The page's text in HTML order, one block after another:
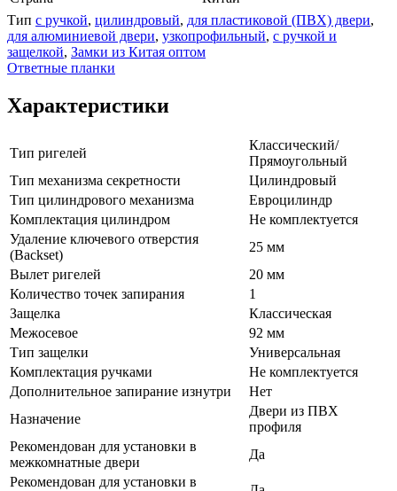
Тип с ручкой, цилиндровый, для пластиковой (ПВХ) двери,
для алюминиевой двери, узкопрофильный, с ручкой и
защелкой, Замки из Китая оптом
Ответные планки
Характеристики
Тип ригелей
Классический/
Прямоугольный
Тип механизма секретности
Цилиндровый
Тип цилиндрового механизма
Евроцилиндр
Комплектация цилиндром
Не комплектуется
Удаление ключевого отверстия
(Backset)
25 мм
Вылет ригелей
20 мм
Количество точек запирания
1
Защелка
Классическая
Межосевое
92 мм
Тип защелки
Универсальная
Комплектация ручками
Не комплектуется
Дополнительное запирание изнутри
Нет
Назначение
Двери из ПВХ
профиля
Рекомендован для установки в
межкомнатные двери
Да
Рекомендован для установки в